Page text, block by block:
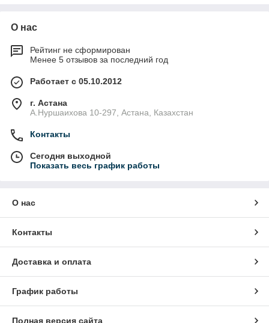
О нас
Рейтинг не сформирован
Менее 5 отзывов за последний год
Работает с 05.10.2012
г. Астана
А.Нуршаихова 10-297, Астана, Казахстан
Контакты
Сегодня выходной
Показать весь график работы
О нас
Контакты
Доставка и оплата
График работы
Полная версия сайта